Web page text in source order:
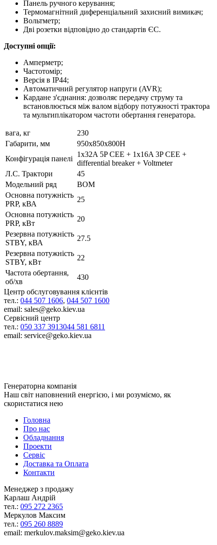
Панель ручного керування;
Термомагнітний диференціальний захисний вимикач;
Вольтметр;
Дві розетки відповідно до стандартів ЄС.
Доступні опції:
Амперметр;
Частотомір;
Версія в IP44;
Автоматичний регулятор напруги (AVR);
Кардане з'єднання: дозволяє передачу струму та
встановлюється між валом відбору потужності трактора
та мультиплікатором частоти обертання генератора.
вага, кг
230
Габарити, мм
950x850x800H
Конфігурація панелі
1x32A 5P CEE + 1x16A 3P CEE +
differential breaker + Voltmeter
Л.С. Трактори
45
Модельний ряд
ВОМ
Основна потужність
PRP, кВА
25
Основна потужність
PRP, кВт
20
Резервна потужність
STBY, кВА
27.5
Резервна потужність
STBY, кВт
22
Частота обертання,
об/хв
430
Центр обслуговування клієнтів
тел.: 044 507 1606, 044 507 1600
email: sales@geko.kiev.ua
Сервісний центр
тел.: 050 337 3913044 581 6811
email: service@geko.kiev.ua
Генераторна компанія
Наш світ наповнений енергією, і ми розуміємо, як
скористатися нею
Головна
Про нас
Обладнання
Проекти
Сервіс
Доставка та Оплата
Контакти
Менеджер з продажу
Карлаш Андрій
тел.: 095 272 2365
Меркулов Максим
тел.: 095 260 8889
email: merkulov.maksim@geko.kiev.ua